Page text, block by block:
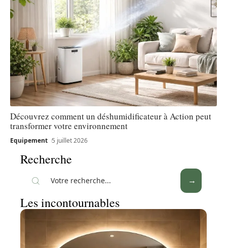
Découvrez comment un déshumidificateur à Action peut
transformer votre environnement
Equipement 5 juillet 2026
Recherche
Les incontournables